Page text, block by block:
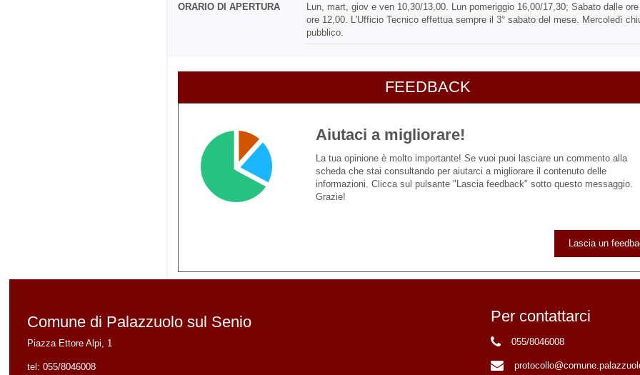
ORARIO DI APERTURA
Lun, mart, giov e ven 10,30/13,00. Lun pomeriggio 16,00/17,30; Sabato dalle
ore 12,00. L'Ufficio Tecnico effettua sempre il 3° sabato del mese. Mercoledì
pubblico.
FEEDBACK
Aiutaci a migliorare!
La tua opinione è molto importante! Se vuoi puoi lasciare un commento alla
scheda che stai consultando per aiutarci a migliorare il contenuto delle
informazioni. Clicca sul pulsante "Lascia feedback" sotto questo messaggio.
Grazie!
Lascia un
Comune di Palazzuolo sul Senio
Piazza Ettore Alpi, 1
tel: 055/8046008
Per contattarci
055/8046008